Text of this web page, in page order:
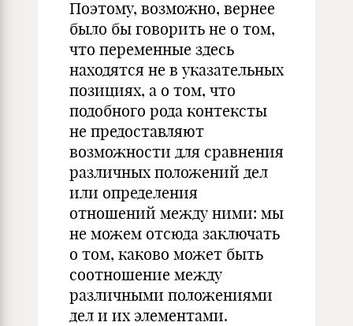
Поэтому, возможно, вернее
было бы говорить не о том,
что переменные здесь
находятся не в указательных
позициях, а о том, что
подобного рода контексты
не предоставляют
возможности для сравнения
различных положений дел
или определения
отношений между ними: мы
не можем отсюда заключать
о том, каково может быть
соотношение между
различными положениями
дел и их элементами.